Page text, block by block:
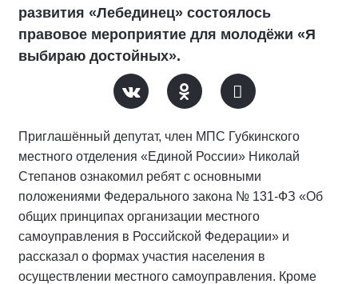
развития «Лебединец» состоялось
правовое мероприятие для молодёжи «Я
выбираю достойных».
Приглашённый депутат, член МПС Губкинского
местного отделения «Единой России» Николай
Степанов ознакомил ребят с основными
положениями Федерального закона № 131-ФЗ «Об
общих принципах организации местного
самоуправления в Российской Федерации» и
рассказал о формах участия населения в
осуществлении местного самоуправления. Кроме